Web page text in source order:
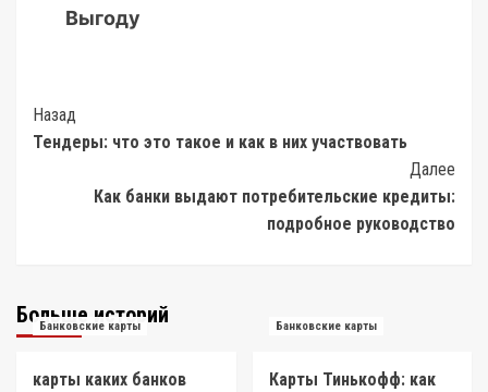
Выгоду
Post
Navigation
Назад
Тендеры: что это такое и как в них участвовать
Далее
Как банки выдают потребительские кредиты:
подробное руководство
Больше историй
Банковские карты
карты каких банков
Банковские карты
Карты Тинькофф: как